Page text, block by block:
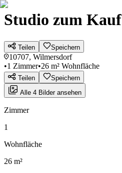
Studio zum Kauf
Teilen Speichern
10707, Wilmersdorf
•1 Zimmer•26 m² Wohnfläche
Teilen
Speichern
Alle 4 Bilder ansehen
Zimmer
1
Wohnfläche
26 m²